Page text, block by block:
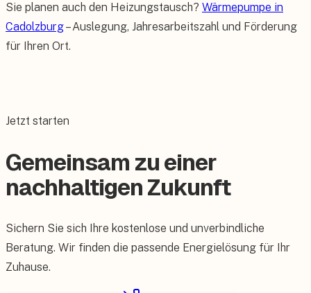
Sie planen auch den Heizungstausch? Wärmepumpe in
Cadolzburg– Auslegung, Jahresarbeitszahl und Förderung
für Ihren Ort.
Jetzt starten
Gemeinsam zu einer
nachhaltigen Zukunft
Sichern Sie sich Ihre kostenlose und unverbindliche
Beratung. Wir finden die passende Energielösung für Ihr
Zuhause.